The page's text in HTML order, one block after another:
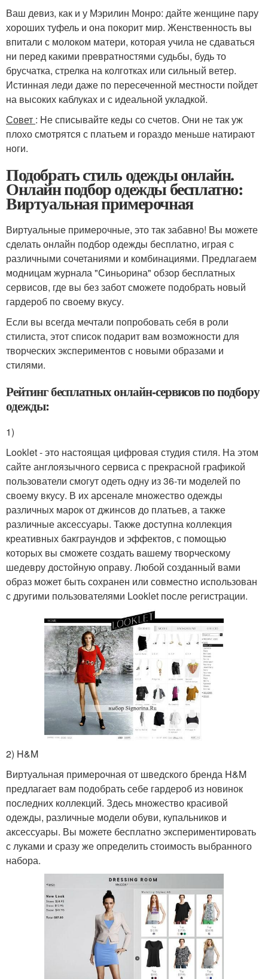
Ваш девиз, как и у Мэрилин Монро: дайте женщине пару
хороших туфель и она покорит мир. Женственность вы
впитали с молоком матери, которая учила не сдаваться
ни перед какими превратностями судьбы, будь то
брусчатка, стрелка на колготках или сильный ветер.
Истинная леди даже по пересеченной местности пойдет
на высоких каблуках и с идеальной укладкой.
Совет : Не списывайте кеды со счетов. Они не так уж
плохо смотрятся с платьем и гораздо меньше натирают
ноги.
Подобрать стиль одежды онлайн.
Онлайн подбор одежды бесплатно:
Виртуальная примерочная
Виртуальные примерочные, это так забавно! Вы можете
сделать онлайн подбор одежды бесплатно, играя с
различными сочетаниями и комбинациями. Предлагаем
модницам журнала "Синьорина" обзор бесплатных
сервисов, где вы без забот сможете подобрать новый
гардероб по своему вкусу.
Если вы всегда мечтали попробовать себя в роли
стилиста, этот список подарит вам возможности для
творческих экспериментов с новыми образами и
стилями.
Рейтинг бесплатных онлайн-сервисов по подбору
одежды:
1)
Looklet - это настоящая цифровая студия стиля. На этом
сайте англоязычного сервиса с прекрасной графикой
пользователи смогут одеть одну из 36-ти моделей по
своему вкусу. В их арсенале множество одежды
различных марок от джинсов до платьев, а также
различные аксессуары. Также доступна коллекция
креативных бакграундов и эффектов, с помощью
которых вы сможете создать вашему творческому
шедевру достойную оправу. Любой созданный вами
образ может быть сохранен или совместно использован
с другими пользователями Looklet после регистрации.
2) H&M
Виртуальная примерочная от шведского бренда H&M
предлагает вам подобрать себе гардероб из новинок
последних коллекций. Здесь множество красивой
одежды, различные модели обуви, купальников и
аксессуары. Вы можете бесплатно экспериментировать
с луками и сразу же определить стоимость выбранного
набора.